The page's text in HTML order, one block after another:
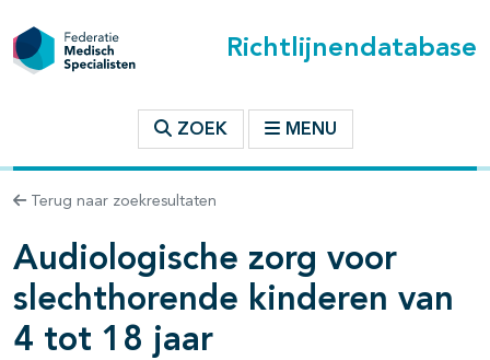
Richtlijnendatabase
ZOEK MENU
Terug naar zoekresultaten
Audiologische zorg voor
slechthorende kinderen van
4 tot 18 jaar
openklappen